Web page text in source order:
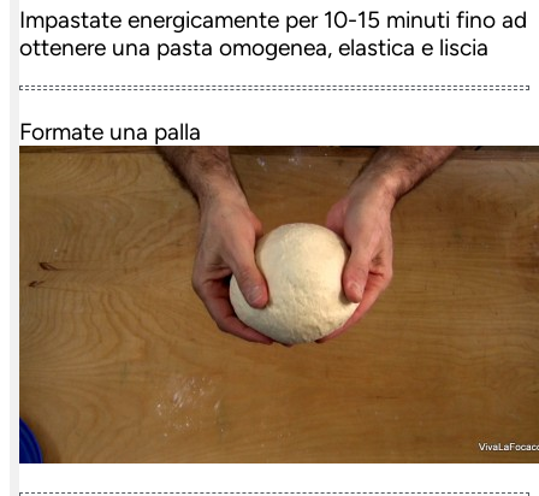
Impastate energicamente per 10-15 minuti fino ad
ottenere una pasta omogenea, elastica e liscia
Formate una palla